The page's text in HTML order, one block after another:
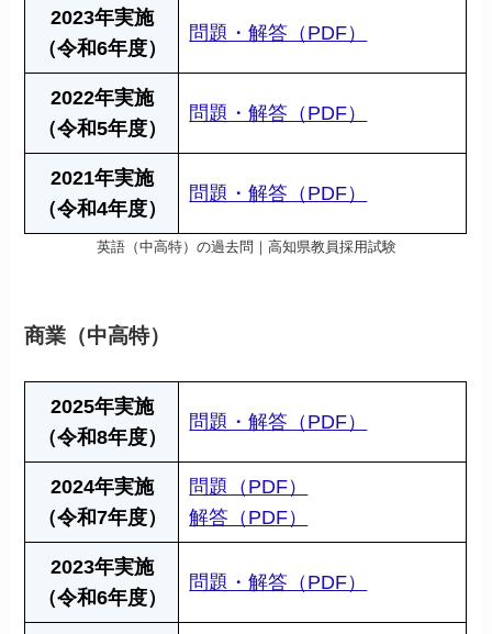
2023年実施
（令和6年度）
問題・解答（PDF）
2022年実施
（令和5年度）
問題・解答（PDF）
2021年実施
（令和4年度）
問題・解答（PDF）
英語（中高特）の過去問｜高知県教員採用試験
商業（中高特）
2025年実施
（令和8年度）
問題・解答（PDF）
2024年実施
（令和7年度）
問題（PDF）
解答（PDF）
2023年実施
（令和6年度）
問題・解答（PDF）